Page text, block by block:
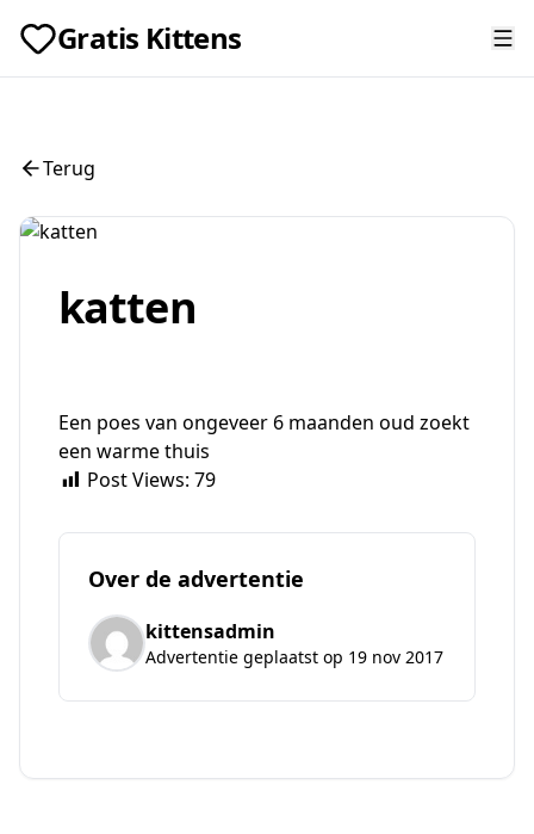
Gratis Kittens
Terug
katten
Een poes van ongeveer 6 maanden oud zoekt
een warme thuis
Post Views: 79
Over de advertentie
kittensadmin
Advertentie geplaatst op 19 nov 2017